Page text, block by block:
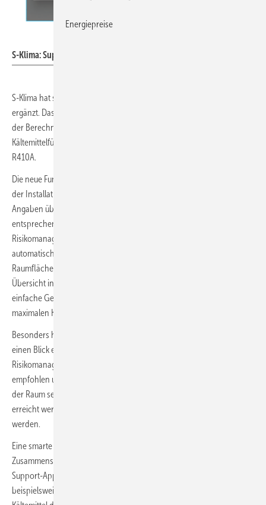
S-Klima: Support-App.
S-Klima hat seine
ergänzt. Das Planungstool unterstützt Planer und Servicetechniker bei
der Berechnung und Überprüfung der maximal zulässigen
Kältemittelfüllmenge gemäß DIN EN 378 für die Kältemittel R32 und
R410A.
Die neue Funktion führt schrittweise zu einer ausführlichen Bewertung
der Installation. Die Nutzer müssen dabei die Anwendung auswählen,
Angaben über die Aufstellung, den Zugangsbereich und den
entsprechenden Raum machen, sowie Fragen für das alternative
Risikomanagement beantworten. Anschließend ermittelt der Rechner
automatisch die maximale Kältemittelfüllmenge sowie die minimale
Raumfläche. Die Berechnung wird dem Anwender als detaillierte
Übersicht in Form eines Diagramms und einer Detailansicht für die
einfache Gegenüberstellung des zu betrachtenden Raums und der
maximalen Kältemittelfüllmenge aufbereitet.
Besonders hilfreich ist das intuitive Ampelsystem. Damit wird auf
einen Blick ersichtlich, ob und in welchem Umfang ein alternatives
Risikomanagement nötig ist. Zudem werden mögliche Lösungsansätze
empfohlen und berechnet. So wird beispielsweise ermittelt, wie groß
der Raum sein muss, damit eine Kategorie ohne Risikomanagement
erreicht werden kann. Die Ergebnisse können auch als PDF exportiert
werden.
Eine smarte Ergänzung findet der DIN-EN-378-Rechner im
Zusammenspiel mit dem bestehenden Kältemittelrechner der S-Klima-
Support-App für Inbetriebnahme und Neubefüllung. So kann
beispielsweise die errechnete Füllmenge und das entsprechende
Energiepreise